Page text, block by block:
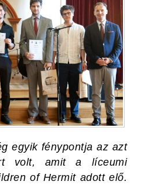
egyik fénypontja az azt
volt, amit a líceumi
of Hermit adott elő.